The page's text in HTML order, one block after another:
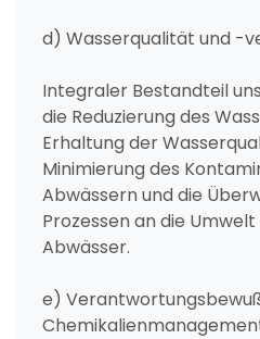
d) Wasserqualität und -
Integraler Bestandteil
die Reduzierung des
Erhaltung der
Minimierung des
Abwässern und die
Prozessen an die
Abwässer.
e)